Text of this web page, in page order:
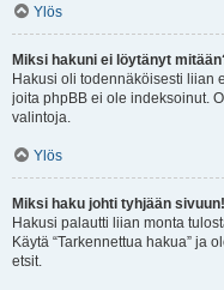
Ylös
Miksi hakuni ei löytänyt
Hakusi oli todennäköisesti liian
joita phpBB ei ole indeksoinut.
valintoja.
Ylös
Miksi haku johti tyhjään
Hakusi palautti liian monta
Käytä “Tarkennettua hakua” ja
etsit.